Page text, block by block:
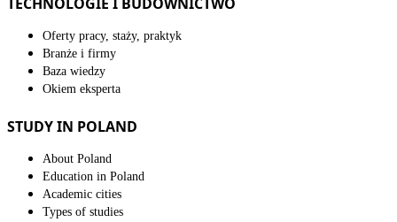
Oferty pracy, staży, praktyk
Branże i firmy
Baza wiedzy
Okiem eksperta
STUDY IN POLAND
About Poland
Education in Poland
Academic cities
Types of studies